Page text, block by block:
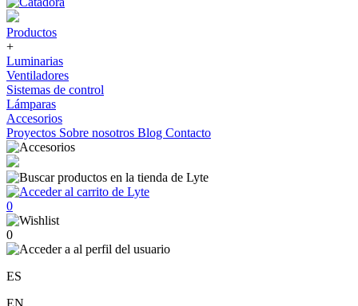
Productos
+
Luminarias
Ventiladores
Sistemas de control
Lámparas
Accesorios
Proyectos Sobre nosotros Blog Contacto
0
0
ES
EN